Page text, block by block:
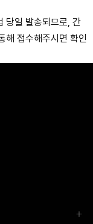
당일 발송되므로, 간
해 접수해주시면 확인